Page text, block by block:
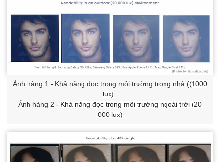
Ảnh hàng 1 - Khả năng đọc trong môi trường trong nhà ((1000
lux)
Ảnh hàng 2 - Khả năng đọc trong môi trường ngoài trời (20
000 lux)